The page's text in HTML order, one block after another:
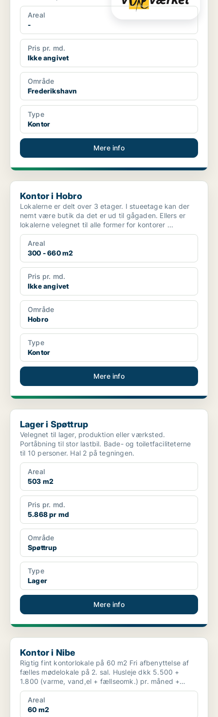
Areal
-
Pris pr. md.
Ikke angivet
Område
Frederikshavn
Type
Kontor
Mere info
Kontor i Hobro
Kontor i Hobro
Lokalerne er delt over 3 etager. I stueetage kan der
nemt være butik da det er ud til gågaden. Ellers er
lokalerne velegnet til alle former for kontorer ...
Areal
300 - 660 m2
Pris pr. md.
Ikke angivet
Område
Hobro
Type
Kontor
Mere info
Lager i Spøttrup
Lager i Spøttrup
Velegnet til lager, produktion eller værksted.
Portåbning til stor lastbil. Bade- og toiletfaciliteterne
til 10 personer. Hal 2 på tegningen.
Areal
503 m2
Pris pr. md.
5.868 pr md
Område
Spøttrup
Type
Lager
Mere info
Kontor i Nibe
Kontor i Nibe
Rigtig fint kontorlokale på 60 m2 Fri afbenyttelse af
fælles mødelokale på 2. sal. Husleje dkk 5.500 +
1.800 (varme, vand,el + fællseomk.) pr. måned +
25%...
Areal
60 m2